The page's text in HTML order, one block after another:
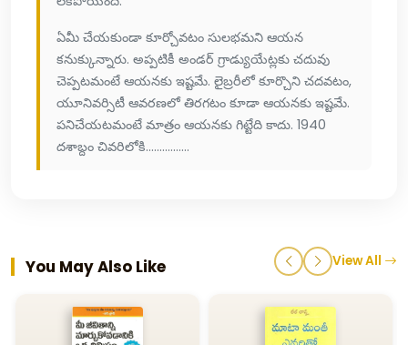
ఏమీ చేయకుండా కూర్చోవటం సులభమని ఆయన
కనుక్కున్నారు. అప్పటికీ అండర్ గ్రాడ్యుయేట్లకు చదువు
చెప్పటమంటే ఆయనకు ఇష్టమే. లైబ్రరీలో కూర్చొని చదవటం,
యూనివర్సిటీ ఆవరణలో తిరగటం కూడా ఆయనకు ఇష్టమే.
పనిచేయటమంటే మాత్రం ఆయనకు గిట్టేది కాదు. 1940
దశాబ్దం చివరిలోకి................
You May Also Like View All